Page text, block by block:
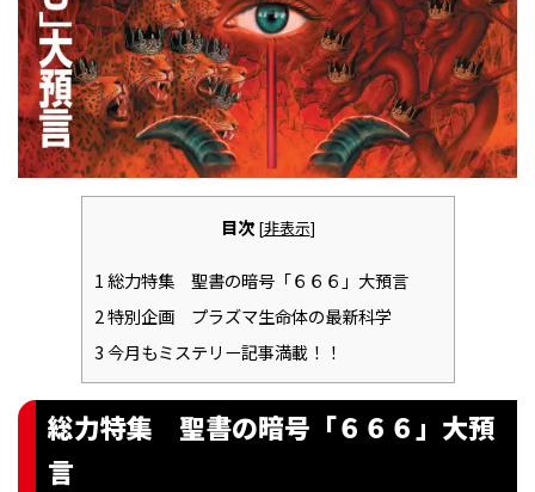
目次 [非表示]
1総力特集 聖書の暗号「６６６」大預言
2特別企画 プラズマ生命体の最新科学
3今月もミステリー記事満載！！
総力特集 聖書の暗号「６６６」大預
言